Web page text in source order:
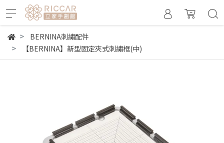
BERNINA刺繡配件
【BERNINA】新型固定夾式刺繡框(中)